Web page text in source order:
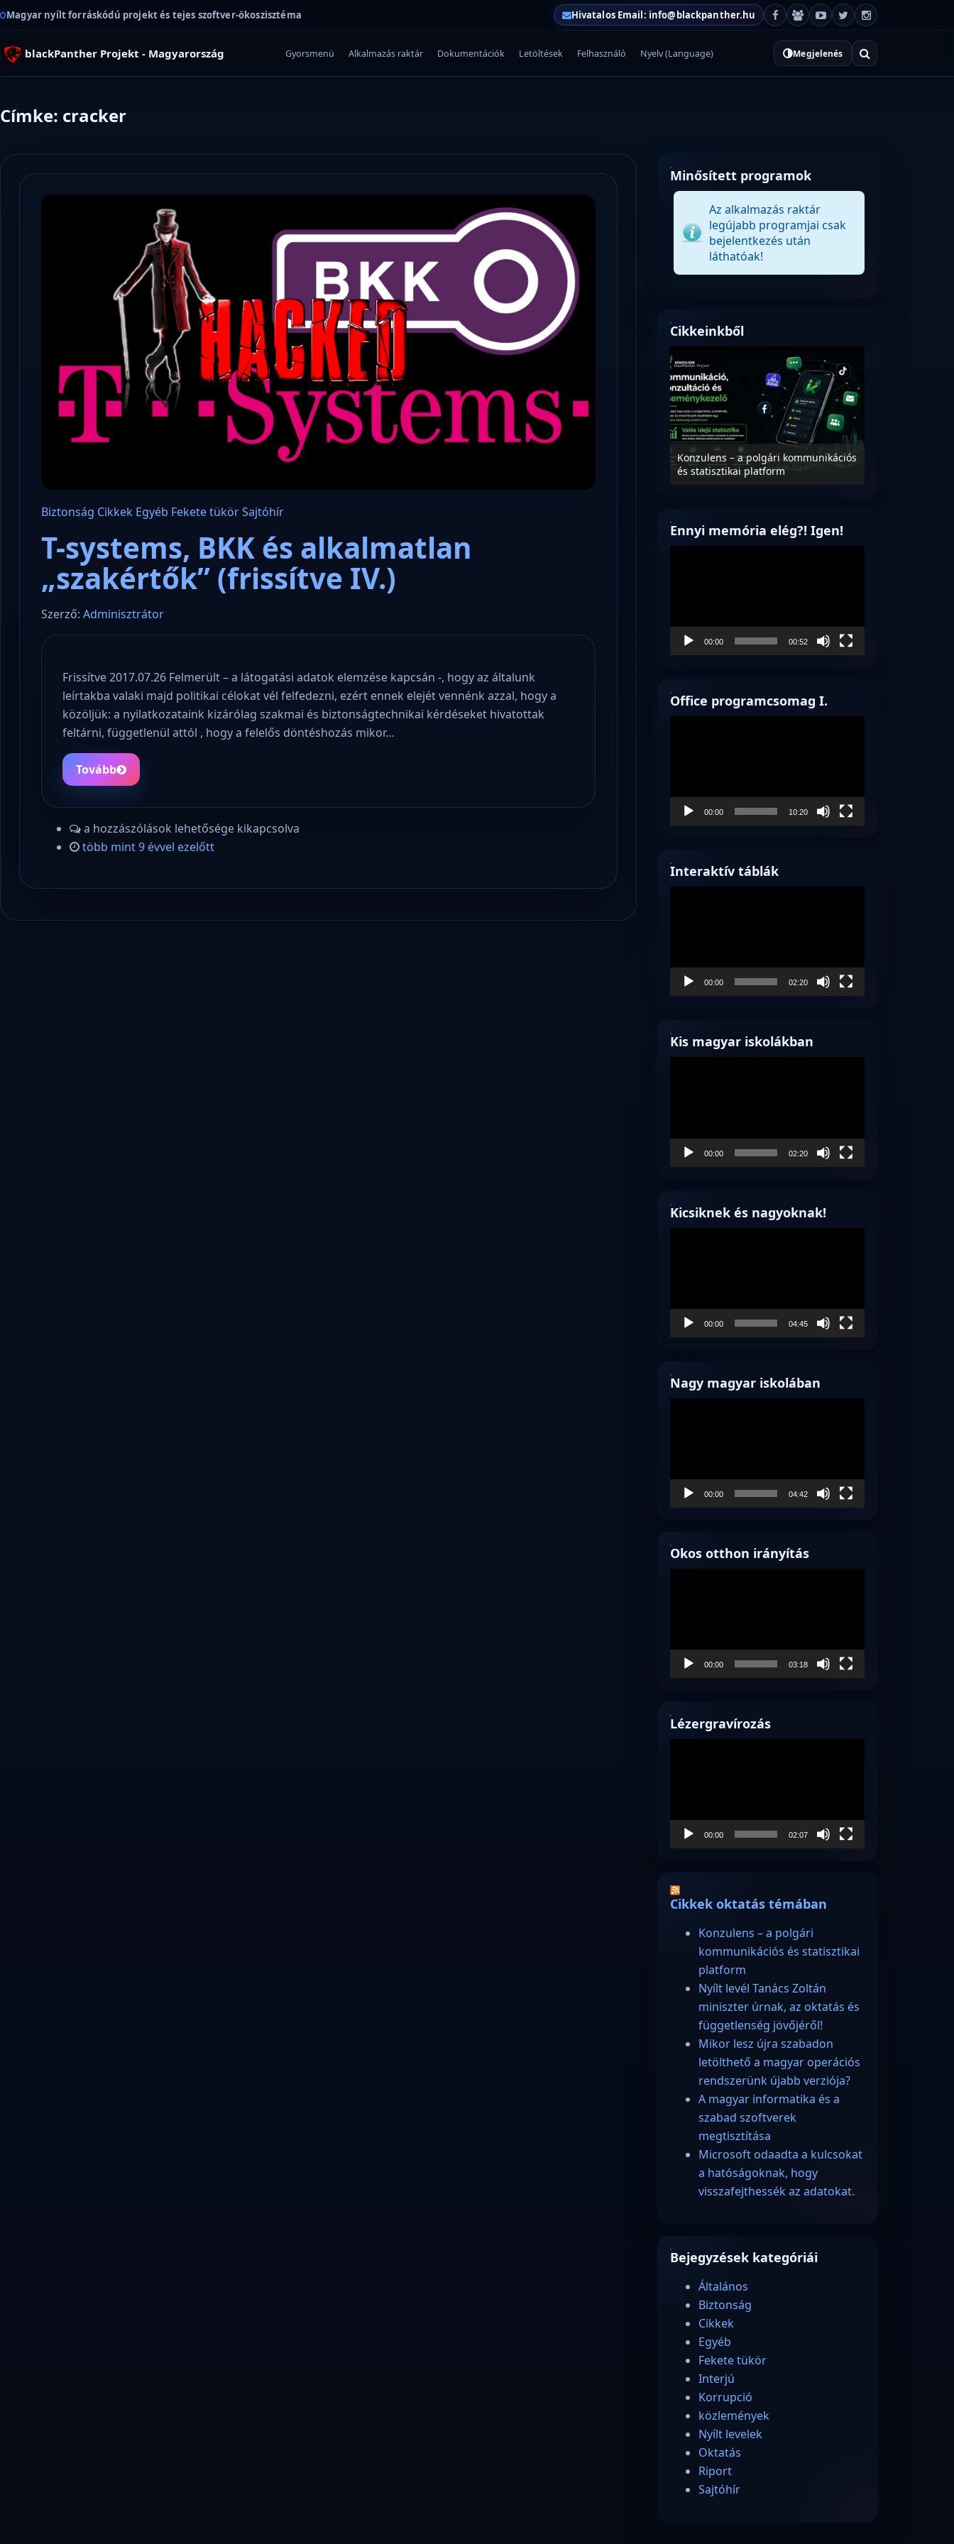
Magyar nyílt forráskódú projekt és tejes szoftver-ökoszisztéma Hivatalos Email: info@blackpanther.hu
blackPanther Projekt - Magyarország Gyorsmenü Alkalmazás raktár Dokumentációk Letöltések Felhasználó Nyelv (Language) Megjelenés
Címke: cracker
Biztonság Cikkek Egyéb Fekete tükör Sajtóhír
T-systems, BKK és alkalmatlan
„szakértők” (frissítve IV.)
Szerző: Adminisztrátor
Frissítve 2017.07.26 Felmerült – a látogatási adatok elemzése kapcsán -, hogy az általunk
leírtakba valaki majd politikai célokat vél felfedezni, ezért ennek elejét vennénk azzal, hogy a
közöljük: a nyilatkozataink kizárólag szakmai és biztonságtechnikai kérdéseket hivatottak
feltárni, függetlenül attól , hogy a felelős döntéshozás mikor…
Tovább
a hozzászólások lehetősége kikapcsolva
több mint 9 évvel ezelőtt
Minősített programok
Az alkalmazás raktár
legújabb programjai csak
bejelentkezés után
láthatóak!
Cikkeinkből
Microsoft odaadta a kulcsokat a
Konzulens – a polgári kommunikációs
és statisztikai platform
Ennyi memória elég?! Igen!
00:00 00:52
Office programcsomag I.
00:00 10:20
Interaktív táblák
00:00 02:20
Kis magyar iskolákban
00:00 02:20
Kicsiknek és nagyoknak!
00:00 04:45
Nagy magyar iskolában
00:00 04:42
Okos otthon irányítás
00:00 03:18
Lézergravírozás
00:00 02:07
Cikkek oktatás témában
Konzulens – a polgári
kommunikációs és statisztikai
platform
Nyílt levél Tanács Zoltán
miniszter úrnak, az oktatás és
függetlenség jövőjéről!
Mikor lesz újra szabadon
letölthető a magyar operációs
rendszerünk újabb verziója?
A magyar informatika és a
szabad szoftverek
megtisztítása
Microsoft odaadta a kulcsokat
a hatóságoknak, hogy
visszafejthessék az adatokat.
Bejegyzések kategóriái
Általános
Biztonság
Cikkek
Egyéb
Fekete tükör
Interjú
Korrupció
közlemények
Nyílt levelek
Oktatás
Riport
Sajtóhír